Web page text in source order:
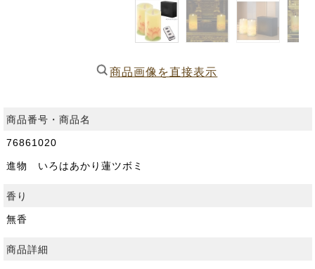
商品画像を直接表示
商品番号・商品名
76861020
進物 いろはあかり蓮ツボミ
香り
無香
商品詳細